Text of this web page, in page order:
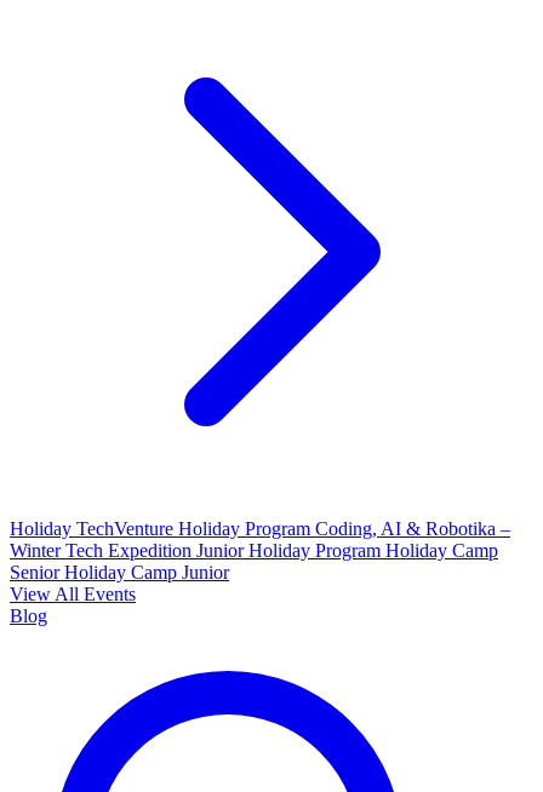
Holiday TechVenture Holiday Program Coding, AI & Robotika –
Winter Tech Expedition Junior Holiday Program Holiday Camp
SeniorHoliday Camp Junior
View All Events
Blog